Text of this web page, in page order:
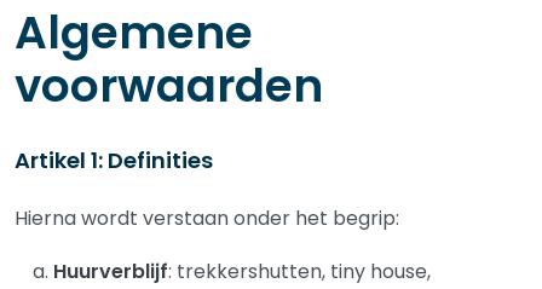
Algemene
voorwaarden
Artikel 1: Definities
Hierna wordt verstaan onder het begrip:
Huurverblijf: trekkershutten, tiny house,